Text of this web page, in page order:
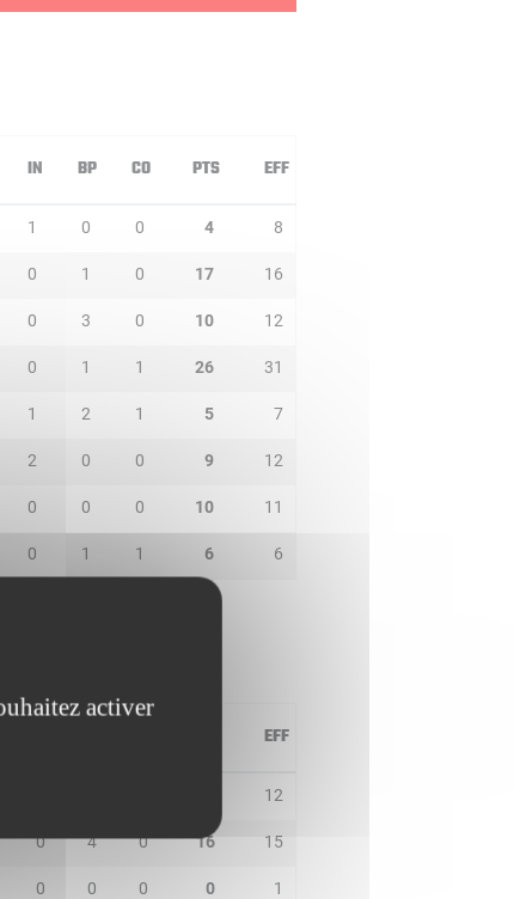
IN BP CO PTS EFF
1 0 0 4 8
0 1 0 17 16
0 3 0 10 12
0 1 1 26 31
1 2 1 5 7
2 0 0 9 12
0 0 0 10 11
0 1 1 6 6
EFF
12
0 4 0 16 15
0 0 0 0 1
activer